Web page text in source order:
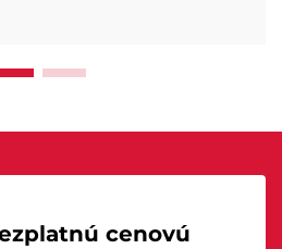
cenovú